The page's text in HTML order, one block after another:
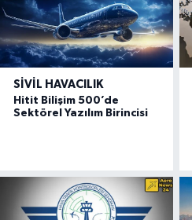
SIVIL HAVACILIK
Hitit Bilişim 500’de
Sektörel Yazılım Birincisi